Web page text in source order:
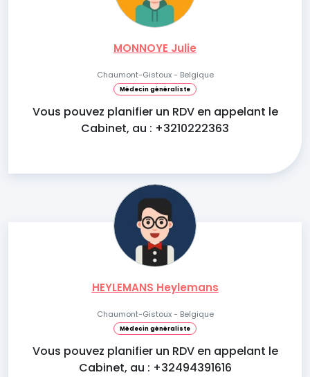
MONNOYE Julie
Chaumont-Gistoux - Belgique
Médecin généraliste
Vous pouvez planifier un RDV en appelant le
Cabinet, au : +3210222363
HEYLEMANS Heylemans
Chaumont-Gistoux - Belgique
Médecin généraliste
Vous pouvez planifier un RDV en appelant le
Cabinet, au : +32494391616